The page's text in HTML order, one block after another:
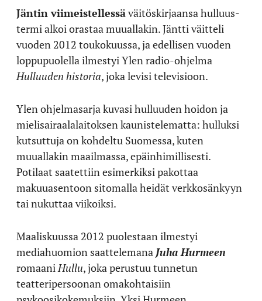
Jäntin viimeistellessäväitöskirjaansa hulluus-
termi alkoi orastaa muuallakin. Jäntti väitteli
vuoden 2012 toukokuussa, ja edellisen vuoden
loppupuolella ilmestyi Ylen radio-ohjelma
Hulluuden historia, joka levisi televisioon.
Ylen ohjelmasarja kuvasi hulluuden hoidon ja
mielisairaalalaitoksen kaunistelematta: hulluksi
kutsuttuja on kohdeltu Suomessa, kuten
muuallakin maailmassa, epäinhimillisesti.
Potilaat saatettiin esimerkiksi pakottaa
makuuasentoon sitomalla heidät verkkosänkyyn
tai nukuttaa viikoiksi.
Maaliskuussa 2012 puolestaan ilmestyi
mediahuomion saattelemana Juha Hurmeen
romaani Hullu, joka perustuu tunnetun
teatteripersoonan omakohtaisiin